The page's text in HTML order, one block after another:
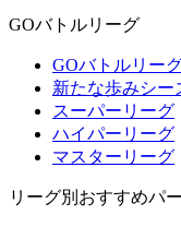
GOバトルリーグ
GOバトルリー
新たな歩みシー
スーパーリーグ
ハイパーリーグ
マスターリーグ
リーグ別おすすめパ